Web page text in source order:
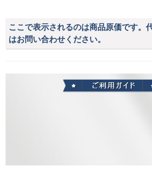
ここで表示されるのは商品原価です。
はお問い合わせください。